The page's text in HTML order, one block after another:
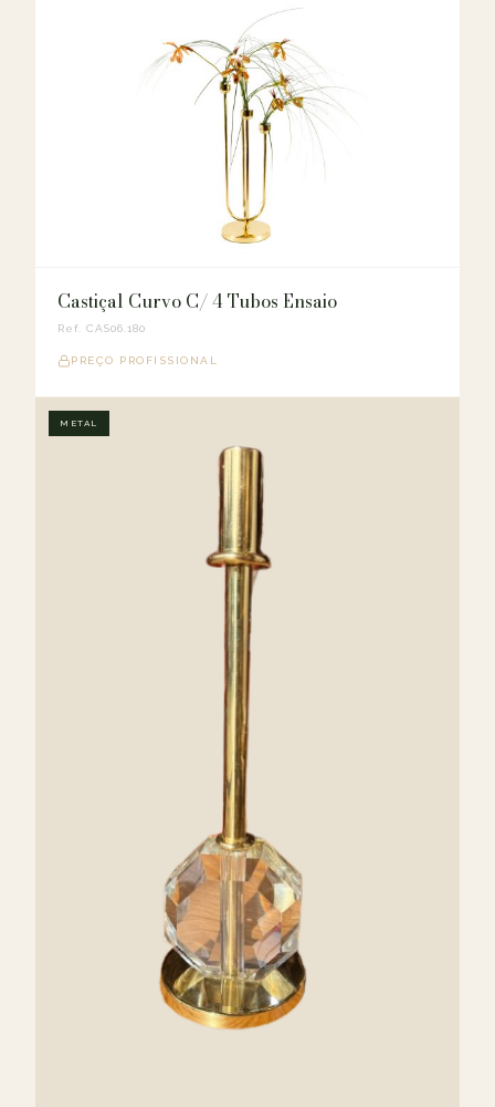
Castiçal Curvo C/ 4 Tubos Ensaio
Ref. CAS06.180
PREÇO PROFISSIONAL
METAL